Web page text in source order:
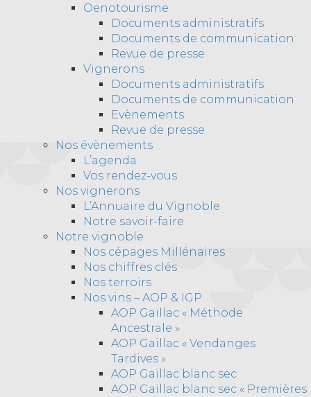
Oenotourisme
Documents administratifs
Documents de communication
Revue de presse
Vignerons
Documents administratifs
Documents de communication
Evènements
Revue de presse
Nos évènements
L’agenda
Vos rendez-vous
Nos vignerons
L’Annuaire du Vignoble
Notre savoir-faire
Notre vignoble
Nos cépages Millénaires
Nos chiffres clés
Nos terroirs
Nos vins – AOP & IGP
AOP Gaillac « Méthode
Ancestrale »
AOP Gaillac « Vendanges
Tardives »
AOP Gaillac blanc sec
AOP Gaillac blanc sec « Premières